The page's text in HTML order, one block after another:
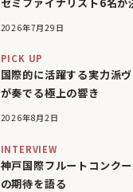
2026年7月29日
PICK UP
国際的に活躍する実力派
が奏でる極上の響き
2026年8月2日
INTERVIEW
神戸国際フルートコンク
の期待を語る